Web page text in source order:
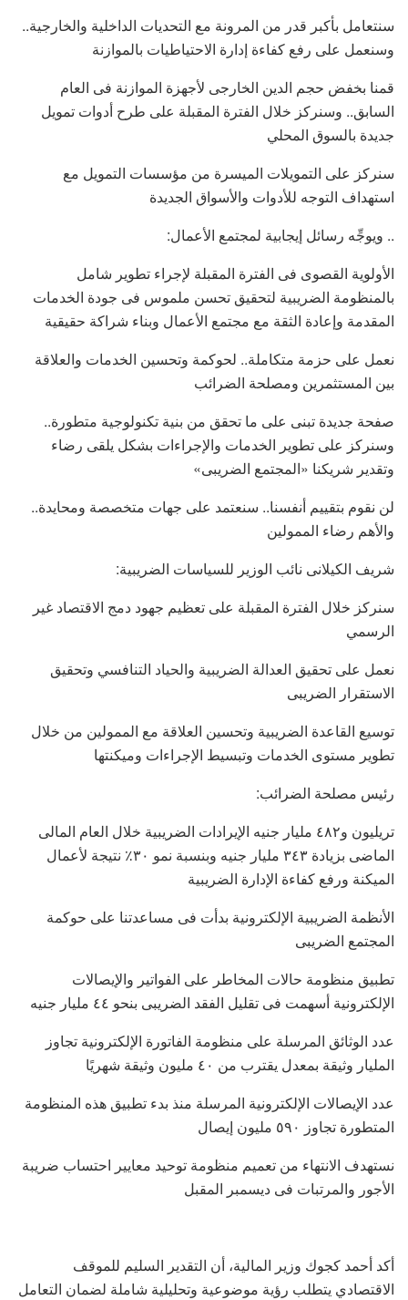
سنتعامل بأكبر قدر من المرونة مع التحديات الداخلية والخارجية..
وسنعمل على رفع كفاءة إدارة الاحتياطيات بالموازنة
قمنا بخفض حجم الدين الخارجى لأجهزة الموازنة فى العام
السابق.. وسنركز خلال الفترة المقبلة على طرح أدوات تمويل
جديدة بالسوق المحلي
سنركز على التمويلات الميسرة من مؤسسات التمويل مع
استهداف التوجه للأدوات والأسواق الجديدة
.. ويوجِّه رسائل إيجابية لمجتمع الأعمال:
الأولوية القصوى فى الفترة المقبلة لإجراء تطوير شامل
بالمنظومة الضريبية لتحقيق تحسن ملموس فى جودة الخدمات
المقدمة وإعادة الثقة مع مجتمع الأعمال وبناء شراكة حقيقية
نعمل على حزمة متكاملة.. لحوكمة وتحسين الخدمات والعلاقة
بين المستثمرين ومصلحة الضرائب
صفحة جديدة تبنى على ما تحقق من بنية تكنولوجية متطورة..
وسنركز على تطوير الخدمات والإجراءات بشكل يلقى رضاء
وتقدير شريكنا «المجتمع الضريبى»
لن نقوم بتقييم أنفسنا.. سنعتمد على جهات متخصصة ومحايدة..
والأهم رضاء الممولين
شريف الكيلانى نائب الوزير للسياسات الضريبية:
سنركز خلال الفترة المقبلة على تعظيم جهود دمج الاقتصاد غير
الرسمي
نعمل على تحقيق العدالة الضريبية والحياد التنافسي وتحقيق
الاستقرار الضريبى
توسيع القاعدة الضريبية وتحسين العلاقة مع الممولين من خلال
تطوير مستوى الخدمات وتبسيط الإجراءات وميكنتها
رئيس مصلحة الضرائب:
تريليون و٤٨٢ مليار جنيه الإيرادات الضريبية خلال العام المالى
الماضى بزيادة ٣٤٣ مليار جنيه وبنسبة نمو ٣٠٪ نتيجة لأعمال
الميكنة ورفع كفاءة الإدارة الضريبية
الأنظمة الضريبية الإلكترونية بدأت فى مساعدتنا على حوكمة
المجتمع الضريبى
تطبيق منظومة حالات المخاطر على الفواتير والإيصالات
الإلكترونية أسهمت فى تقليل الفقد الضريبى بنحو ٤٤ مليار جنيه
عدد الوثائق المرسلة على منظومة الفاتورة الإلكترونية تجاوز
المليار وثيقة بمعدل يقترب من ٤٠ مليون وثيقة شهريًا
عدد الإيصالات الإلكترونية المرسلة منذ بدء تطبيق هذه المنظومة
المتطورة تجاوز ٥٩٠ مليون إيصال
نستهدف الانتهاء من تعميم منظومة توحيد معايير احتساب ضريبة
الأجور والمرتبات فى ديسمبر المقبل
أكد أحمد كجوك وزير المالية، أن التقدير السليم للموقف
الاقتصادي يتطلب رؤية موضوعية وتحليلية شاملة لضمان التعامل